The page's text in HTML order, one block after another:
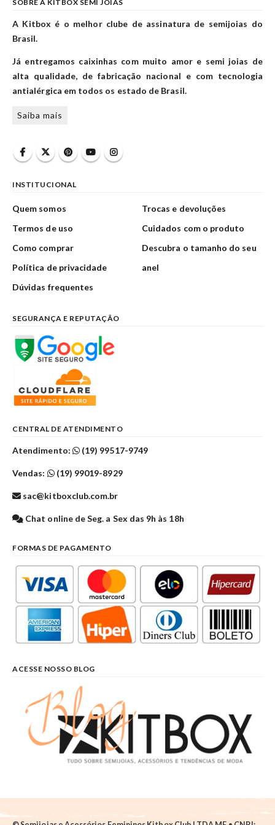
SOBRE A KITBOX SEMI JOIAS
A Kitbox é o melhor clube de assinatura de semijoias do
Brasil.
Já entregamos caixinhas com muito amor e semi joias de
alta qualidade, de fabricação nacional e com tecnologia
antialérgica em todos os estado de Brasil.
Saiba mais
INSTITUCIONAL
Quem somos
Termos de uso
Como comprar
Política de privacidade
Dúvidas frequentes
Trocas e devoluções
Cuidados com o produto
Descubra o tamanho do seu
anel
SEGURANÇA E REPUTAÇÃO
CENTRAL DE ATENDIMENTO
Atendimento: (19) 99517-9749
Vendas: (19) 99019-8929
sac@kitboxclub.com.br
Chat online de Seg. a Sex das 9h às 18h
FORMAS DE PAGAMENTO
ACESSE NOSSO BLOG